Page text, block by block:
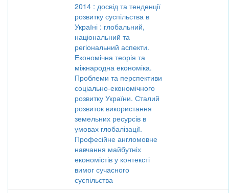
2014 : досвід та тенденції
розвитку суспільства в
Україні : глобальний,
національний та
регіональний аспекти.
Економічна теорія та
міжнародна економіка.
Проблеми та перспективи
соціально-економічного
розвитку України. Сталий
розвиток використання
земельних ресурсів в
умовах глобалізації.
Професійне англомовне
навчання майбутніх
економістів у контексті
вимог сучасного
суспільства